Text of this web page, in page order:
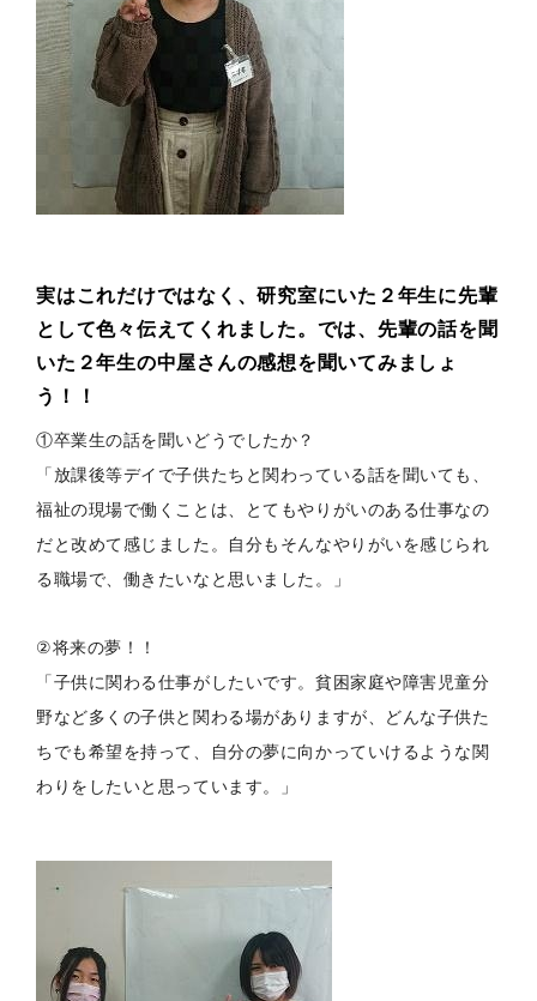
実はこれだけではなく、研究室にいた２年生に先輩
として色々伝えてくれました。では、先輩の話を聞
いた２年生の中屋さんの感想を聞いてみましょ
う！！
①卒業生の話を聞いどうでしたか？
「放課後等デイで子供たちと関わっている話を聞いても、
福祉の現場で働くことは、
とてもやりがいのある仕事なの
だと改めて感じました。
自分もそんなやりがいを感じられ
る職場で、 働きたいなと思いました。」
②将来の夢！！
「子供に関わる仕事がしたいです。 貧困家庭や障害児童分
野など多くの子供と関わる場がありますが、
どんな子供た
ちでも希望を持って、
自分の夢に向かっていけるような関
わりをしたいと思っています。
」